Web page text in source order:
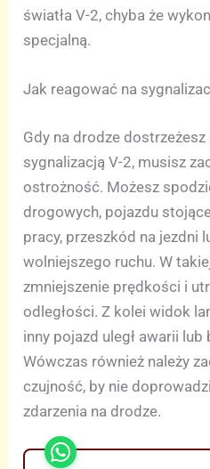
światła V-2, chyba że
specjalną.
Jak reagować na
Gdy na drodze
sygnalizacją V-2, musisz
ostrożność. Możesz
drogowych, pojazdu
pracy, przeszkód na jezdni
wolniejszego ruchu. W
zmniejszenie prędkości i
odległości. Z kolei widok
inny pojazd uległ awarii lub
Wówczas również należy
czujność, by nie
zdarzenia na drodze.